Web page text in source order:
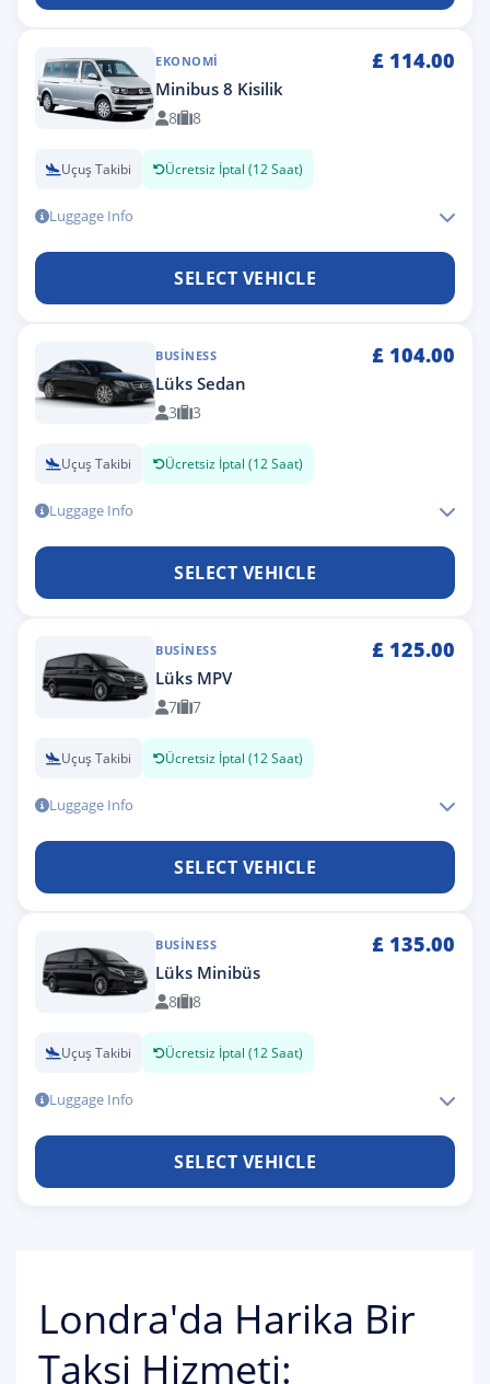
EKONOMI £ 114.00
Minibus 8 Kisilik
8 8
Uçuş Takibi Ücretsiz İptal (12 Saat)
Luggage Info
SELECT VEHICLE
BUSINESS £ 104.00
Lüks Sedan
3 3
Uçuş Takibi Ücretsiz İptal (12 Saat)
Luggage Info
SELECT VEHICLE
BUSINESS £ 125.00
Lüks MPV
7 7
Uçuş Takibi Ücretsiz İptal (12 Saat)
Luggage Info
SELECT VEHICLE
BUSINESS £ 135.00
Lüks Minibüs
8 8
Uçuş Takibi Ücretsiz İptal (12 Saat)
Luggage Info
SELECT VEHICLE
Londra'da Harika Bir
Taksi Hizmeti: